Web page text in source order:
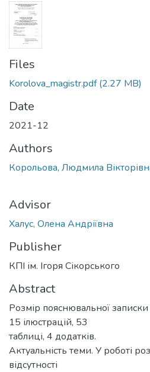
Files
Korolova_magistr.pdf(2.27 MB)
Date
2021-12
Authors
Корольова, Людмила
Advisor
Халус, Олена Андріївна
Publisher
КПІ ім. Ігоря Сікорського
Abstract
Розмір пояснювальної записки
15 ілюстрацій, 53
таблиці, 4 додатків.
Актуальність теми. У роботі
відсутності